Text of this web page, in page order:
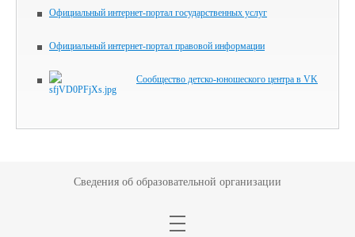
Официальный интернет-портал государственных услуг
Официальный интернет-портал правовой информации
Сообщество детско-юношеского центра в VK
Сведения об образовательной организации